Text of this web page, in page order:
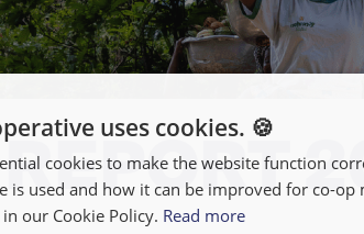
uses cookies. 🍪
cookies to make the website function
is used and how it can be improved for co-
our Cookie Policy. Read more